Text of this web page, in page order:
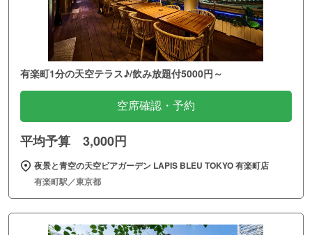
有楽町1分の天空テラス♪/飲み放題付5000円～
空席確認・予約
平均予算 3,000円
夜景と青空の天空ビアガーデン LAPIS BLEU TOKYO 有楽町店
有楽町駅／東京都